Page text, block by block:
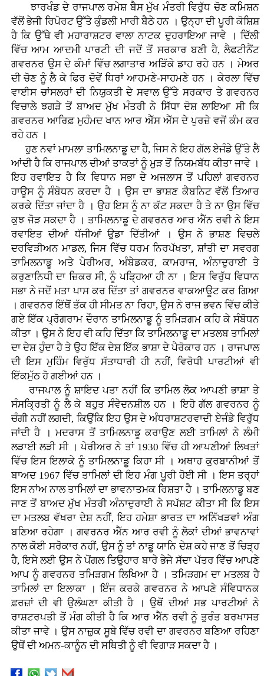
ਝਾਰਖੰਡ ਦੇ ਰਾਜਪਾਲ ਰਮੇਸ਼ ਬੈਸ ਮੁੱਖ ਮੰਤਰੀ ਵਿਰੁੱਧ ਚੋਣ ਕਮਿਸ਼ਨ
ਵੱਲੋਂ ਭੇਜੀ ਰਿਪੋਰਟ ਉੱਤੇ ਕੁੰਡਲੀ ਮਾਰੀ ਬੈਠੇ ਹਨ । ਉਨ੍ਹਾ ਦੀ ਪੂਰੀ ਕੋਸ਼ਿਸ਼
ਹੈ ਕਿ ਉੱਥੇ ਵੀ ਮਹਾਰਾਸ਼ਟਰ ਵਾਲਾ ਨਾਟਕ ਦੁਹਰਾਇਆ ਜਾਵੇ । ਦਿੱਲੀ
ਵਿੱਚ ਆਮ ਆਦਮੀ ਪਾਰਟੀ ਦੀ ਜਦੋਂ ਤੋਂ ਸਰਕਾਰ ਬਣੀ ਹੈ, ਲੈਫਟੀਨੈਂਟ
ਗਵਰਨਰ ਉਸ ਦੇ ਕੰਮਾਂ ਵਿੱਚ ਲਗਾਤਾਰ ਅੜਿੱਕੇ ਡਾਹ ਰਹੇ ਹਨ । ਮੇਅਰ
ਦੀ ਚੋਣ ਨੂੰ ਲੈ ਕੇ ਫਿਰ ਦੋਵੇਂ ਧਿਰਾਂ ਆਹਮਣੇ-ਸਾਹਮਣੇ ਹਨ । ਕੇਰਲਾ ਵਿੱਚ
ਵਾਈਸ ਚਾਂਸਲਰਾਂ ਦੀ ਨਿਯੁਕਤੀ ਦੇ ਸਵਾਲ ਉੱਤੇ ਸਰਕਾਰ ਤੇ ਗਵਰਨਰ
ਵਿਚਾਲੇ ਝਗੜੇ ਤੋਂ ਬਾਅਦ ਮੁੱਖ ਮੰਤਰੀ ਨੇ ਸਿੱਧਾ ਦੋਸ਼ ਲਾਇਆ ਸੀ ਕਿ
ਗਵਰਨਰ ਆਰਿਫ਼ ਮੁਹੰਮਦ ਖਾਨ ਆਰ ਐੱਸ ਐੱਸ ਦੇ ਪੁਰਜ਼ੇ ਵਜੋਂ ਕੰਮ ਕਰ
ਰਹੇ ਹਨ ।
ਹੁਣ ਨਵਾਂ ਮਾਮਲਾ ਤਾਮਿਲਨਾਡੂ ਦਾ ਹੈ, ਜਿਸ ਨੇ ਇਹ ਗੱਲ ਏਜੰਡੇ ਉੱਤੇ ਲੈ
ਆਂਦੀ ਹੈ ਕਿ ਰਾਜਪਾਲ ਦੀਆਂ ਤਾਕਤਾਂ ਨੂੰ ਮੁੜ ਤੋਂ ਨਿਯਮਬੱਧ ਕੀਤਾ ਜਾਵੇ ।
ਇਹ ਰਵਾਇਤ ਹੈ ਕਿ ਵਿਧਾਨ ਸਭਾ ਦੇ ਅਜਲਾਸ ਤੋਂ ਪਹਿਲਾਂ ਗਵਰਨਰ
ਹਾਊਸ ਨੂੰ ਸੰਬੋਧਨ ਕਰਦਾ ਹੈ । ਉਸ ਦਾ ਭਾਸ਼ਣ ਕੈਬਨਿਟ ਵੱਲੋਂ ਤਿਆਰ
ਕਰਕੇ ਦਿੱਤਾ ਜਾਂਦਾ ਹੈ । ਉਹ ਇਸ ਨੂੰ ਨਾ ਕੱਟ ਸਕਦਾ ਹੈ ਤੇ ਨਾ ਉਸ ਵਿੱਚ
ਕੁਝ ਜੋੜ ਸਕਦਾ ਹੈ । ਤਾਮਿਲਨਾਡੂ ਦੇ ਗਵਰਨਰ ਆਰ ਐੱਨ ਰਵੀ ਨੇ ਇਸ
ਰਵਾਇਤ ਦੀਆਂ ਧੱਜੀਆਂ ਉਡਾ ਦਿੱਤੀਆਂ । ਉਸ ਨੇ ਭਾਸ਼ਣ ਵਿਚਲੇ
ਦਰਵਿੜੀਅਨ ਮਾਡਲ, ਜਿਸ ਵਿੱਚ ਧਰਮ ਨਿਰਪੱਖਤਾ, ਸ਼ਾਂਤੀ ਦਾ ਸਵਰਗ
ਤਾਮਿਲਨਾਡੂ ਅਤੇ ਪੇਰੀਅਰ, ਅੰਬੇਡਕਰ, ਕਾਮਰਾਜ, ਅੰਨਾਦੁਰਾਈ ਤੇ
ਕਰੁਣਾਨਿਧੀ ਦਾ ਜ਼ਿਕਰ ਸੀ, ਨੂੰ ਪੜ੍ਹਿਆ ਹੀ ਨਾ । ਇਸ ਵਿਰੁੱਧ ਵਿਧਾਨ
ਸਭਾ ਨੇ ਜਦੋਂ ਮਤਾ ਪਾਸ ਕਰ ਦਿੱਤਾ ਤਾਂ ਗਵਰਨਰ ਵਾਕਆਊਟ ਕਰ ਗਿਆ
। ਗਵਰਨਰ ਇੱਥੋਂ ਤੱਕ ਹੀ ਸੀਮਤ ਨਾ ਰਿਹਾ, ਉਸ ਨੇ ਰਾਜ ਭਵਨ ਵਿੱਚ ਕੀਤੇ
ਗਏ ਇੱਕ ਪ੍ਰੋਗਰਾਮ ਦੌਰਾਨ ਤਾਮਿਲਨਾਡੂ ਨੂੰ ਤਮਿੜਗਮ ਕਹਿ ਕੇ ਸੰਬੋਧਨ
ਕੀਤਾ । ਉਸ ਨੇ ਇਹ ਵੀ ਕਹਿ ਦਿੱਤਾ ਕਿ ਤਾਮਿਲਨਾਡੂ ਦਾ ਮਤਲਬ ਤਾਮਿਲਾਂ
ਦਾ ਦੇਸ਼ ਹੁੰਦਾ ਹੈ ਤੇ ਉਹ ਇੱਕ ਦੇਸ਼ ਇੱਕ ਭਾਸ਼ਾ ਦੇ ਪੈਰੋਕਾਰ ਹਨ । ਰਾਜਪਾਲ
ਦੀ ਇਸ ਮੁਹਿੰਮ ਵਿਰੁੱਧ ਸੱਤਾਧਾਰੀ ਹੀ ਨਹੀਂ, ਵਿਰੋਧੀ ਪਾਰਟੀਆਂ ਵੀ
ਇੱਕਮੁੱਠ ਹੋ ਗਈਆਂ ਹਨ ।
ਰਾਜਪਾਲ ਨੂੰ ਸ਼ਾਇਦ ਪਤਾ ਨਹੀਂ ਕਿ ਤਾਮਿਲ ਲੋਕ ਆਪਣੀ ਭਾਸ਼ਾ ਤੇ
ਸੰਸਕ੍ਰਿਤੀ ਨੂੰ ਲੈ ਕੇ ਬਹੁਤ ਸੰਵੇਦਨਸ਼ੀਲ ਹਨ । ਇਹੋ ਗੱਲ ਗਵਰਨਰ ਨੂੰ
ਚੰਗੀ ਨਹੀਂ ਲਗਦੀ, ਕਿਉਂਕਿ ਇਹ ਉਸ ਦੇ ਅੰਧਰਾਸ਼ਟਰਵਾਦੀ ਏਜੰਡੇ ਵਿਰੁੱਧ
ਜਾਂਦੀ ਹੈ । ਮਦਰਾਸ ਤੋਂ ਤਾਮਿਲਨਾਡੂ ਕਰਾਉਣ ਲਈ ਤਾਮਿਲਾਂ ਨੇ ਲੰਮੀ
ਲੜਾਈ ਲੜੀ ਸੀ । ਪੇਰੀਅਰ ਨੇ ਤਾਂ 1930 ਵਿੱਚ ਹੀ ਆਪਣੀਆਂ ਲਿਖਤਾਂ
ਵਿੱਚ ਇਸ ਇਲਾਕੇ ਨੂੰ ਤਾਮਿਲਨਾਡੂ ਕਿਹਾ ਸੀ । ਅਥਾਹ ਕੁਰਬਾਨੀਆਂ ਤੋਂ
ਬਾਅਦ 1967 ਵਿੱਚ ਤਾਮਿਲਾਂ ਦੀ ਇਹ ਮੰਗ ਪੂਰੀ ਹੋਈ ਸੀ । ਇਸ ਤਰ੍ਹਾਂ
ਇਸ ਨਾਂਅ ਨਾਲ ਤਾਮਿਲਾਂ ਦਾ ਭਾਵਨਾਤਮਕ ਰਿਸ਼ਤਾ ਹੈ । ਤਾਮਿਲਨਾਡੂ ਬਣ
ਜਾਣ ਤੋਂ ਬਾਅਦ ਮੁੱਖ ਮੰਤਰੀ ਅੰਨਾਦੁਰਾਈ ਨੇ ਸਪੱਸ਼ਟ ਕੀਤਾ ਸੀ ਕਿ ਇਸ
ਦਾ ਮਤਲਬ ਵੱਖਰਾ ਦੇਸ਼ ਨਹੀਂ, ਇਹ ਹਮੇਸ਼ਾ ਭਾਰਤ ਦਾ ਅਨਿੱਖੜਵਾਂ ਅੰਗ
ਬਣਿਆ ਰਹੇਗਾ । ਗਵਰਨਰ ਐੱਨ ਆਰ ਰਵੀ ਨੂੰ ਲੋਕਾਂ ਦੀਆਂ ਭਾਵਨਾਵਾਂ
ਨਾਲ ਕੋਈ ਸਰੋਕਾਰ ਨਹੀਂ, ਉਸ ਨੂੰ ਤਾਂ ਨਾਡੂ ਯਾਨਿ ਦੇਸ਼ ਕਹੇ ਜਾਣ ਤੋਂ ਚਿੜ੍ਹ
ਹੈ, ਇਸੇ ਲਈ ਉਸ ਨੇ ਪੋਂਗਲ ਤਿਉਹਾਰ ਬਾਰੇ ਭੇਜੇ ਸੱਦਾ ਪੱਤਰ ਵਿੱਚ ਆਪਣੇ
ਆਪ ਨੂੰ ਗਵਰਨਰ ਤਮਿੜਗਮ ਲਿਖਿਆ ਹੈ । ਤਮਿੜਗਮ ਦਾ ਮਤਲਬ ਹੈ
ਤਾਮਿਲਾਂ ਦਾ ਇਲਾਕਾ । ਇੰਜ ਕਰਕੇ ਗਵਰਨਰ ਨੇ ਆਪਣੇ ਸੰਵਿਧਾਨਕ
ਫ਼ਰਜ਼ਾਂ ਦੀ ਵੀ ਉਲੰਘਣਾ ਕੀਤੀ ਹੈ । ਉਥੋਂ ਦੀਆਂ ਸਭ ਪਾਰਟੀਆਂ ਨੇ
ਰਾਸ਼ਟਰਪਤੀ ਤੋਂ ਮੰਗ ਕੀਤੀ ਹੈ ਕਿ ਆਰ ਐੱਨ ਰਵੀ ਨੂੰ ਤੁਰੰਤ ਬਰਖਾਸਤ
ਕੀਤਾ ਜਾਵੇ । ਉਸ ਨਾਜ਼ੁਕ ਸੂਬੇ ਵਿੱਚ ਰਵੀ ਦਾ ਗਵਰਨਰ ਬਣਿਆ ਰਹਿਣਾ
ਉਥੋਂ ਦੀ ਅਮਨ-ਕਾਨੂੰਨ ਦੀ ਸਥਿਤੀ ਨੂੰ ਵੀ ਵਿਗਾੜ ਸਕਦਾ ਹੈ ।